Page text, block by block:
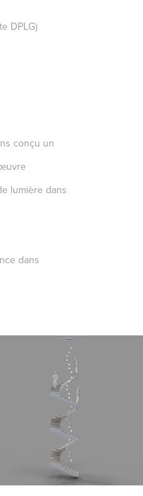
DPLG)
conçu un
lumière dans
dans